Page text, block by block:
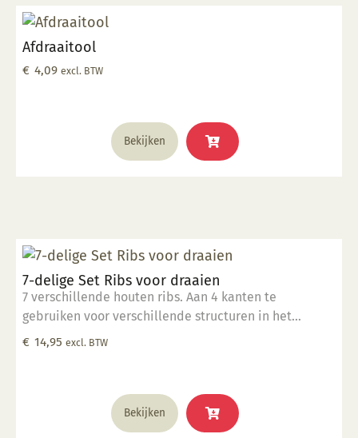
Afdraaitool
€ 4,09 excl. BTW
Bekijken
7-delige Set Ribs voor draaien
7 verschillende houten ribs. Aan 4 kanten te
gebruiken voor verschillende structuren in het
draaiwerk.
€ 14,95 excl. BTW
Bekijken